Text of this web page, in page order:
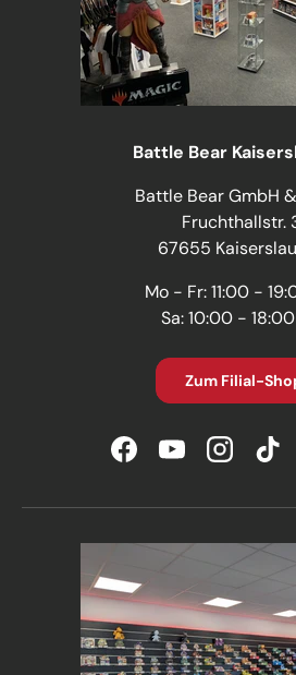
Battle Bear
Battle Bear GmbH
Fruchthallstr.
67655
Mo - Fr: 11:00 -
Sa: 10:00 -
Zum Filial-
FacebookYouTubeInstagram